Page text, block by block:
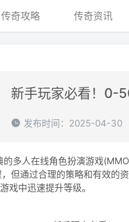
传奇攻略 传奇资讯
新手玩家必看！0-
发布时间：2025-04-30
人在线角色扮演游戏
但通过合理的策略和有效的
戏中迅速提升等级。